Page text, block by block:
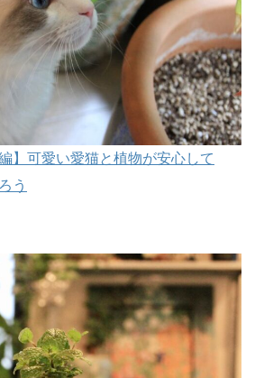
】可愛い愛猫と植物が安心して
う